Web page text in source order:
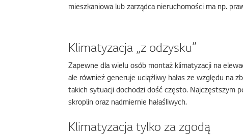
mieszkaniowa lub zarządca nieruchomości ma np.
Klimatyzacja „z odzysku”
Zapewne dla wielu osób montaż klimatyzacji na
ale również generuje uciążliwy hałas ze względu na
takich sytuacji dochodzi dość często. Najczęstszym
skroplin oraz nadmiernie hałaśliwych.
Klimatyzacja tylko za zgodą